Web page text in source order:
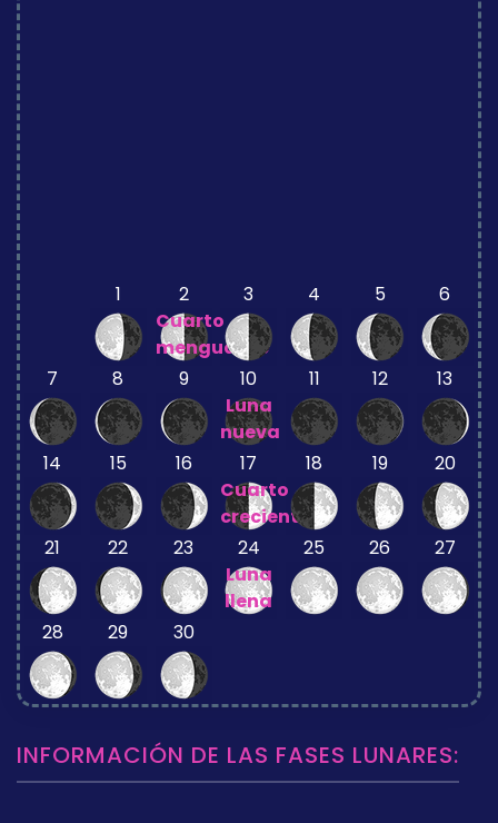
1
2
Cuarto
menguante
3 4 5 6
7 8 9
10
Luna
nueva
11 12 13
14 15 16
17
Cuarto
creciente
18 19 20
21 22 23
24
Luna
llena
25 26 27
28 29 30
INFORMACIÓN DE LAS FASES LUNARES: